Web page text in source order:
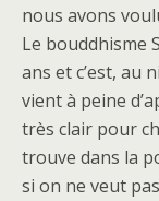
nous avons
Le bouddhisme
ans et c’est, au
vient à peine
très clair pour
trouve dans la
si on ne veut